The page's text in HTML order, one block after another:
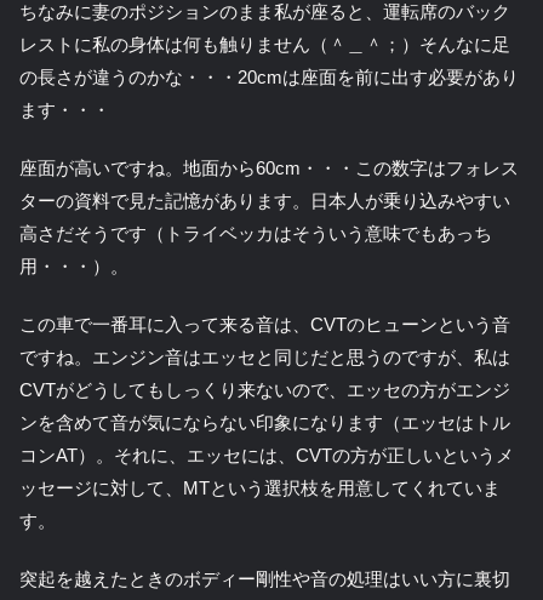
ちなみに妻のポジションのまま私が座ると、運転席のバック
レストに私の身体は何も触りません（＾＿＾；）そんなに足
の長さが違うのかな・・・20cmは座面を前に出す必要があり
ます・・・
座面が高いですね。地面から60cm・・・この数字はフォレス
ターの資料で見た記憶があります。日本人が乗り込みやすい
高さだそうです（トライベッカはそういう意味でもあっち
用・・・）。
この車で一番耳に入って来る音は、CVTのヒューンという音
ですね。エンジン音はエッセと同じだと思うのですが、私は
CVTがどうしてもしっくり来ないので、エッセの方がエンジ
ンを含めて音が気にならない印象になります（エッセはトル
コンAT）。それに、エッセには、CVTの方が正しいというメ
ッセージに対して、MTという選択枝を用意してくれていま
す。
突起を越えたときのボディー剛性や音の処理はいい方に裏切